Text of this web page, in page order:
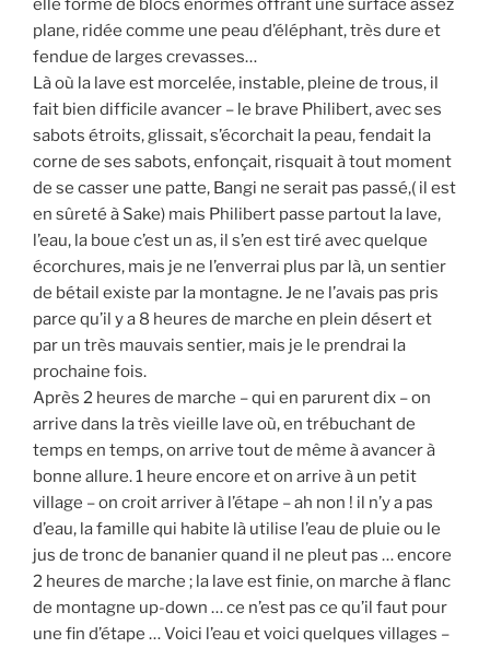
elle forme de blocs énormes offrant une surface assez
plane, ridée comme une peau d’éléphant, très dure et
fendue de larges crevasses…
Là où la lave est morcelée, instable, pleine de trous, il
fait bien difficile avancer – le brave Philibert, avec ses
sabots étroits, glissait, s’écorchait la peau, fendait la
corne de ses sabots, enfonçait, risquait à tout moment
de se casser une patte, Bangi ne serait pas passé,( il est
en sûreté à Sake) mais Philibert passe partout la lave,
l’eau, la boue c’est un as, il s’en est tiré avec quelque
écorchures, mais je ne l’enverrai plus par là, un sentier
de bétail existe par la montagne. Je ne l’avais pas pris
parce qu’il y a 8 heures de marche en plein désert et
par un très mauvais sentier, mais je le prendrai la
prochaine fois.
Après 2 heures de marche – qui en parurent dix – on
arrive dans la très vieille lave où, en trébuchant de
temps en temps, on arrive tout de même à avancer à
bonne allure. 1 heure encore et on arrive à un petit
village – on croit arriver à l’étape – ah non ! il n’y a pas
d’eau, la famille qui habite là utilise l’eau de pluie ou le
jus de tronc de bananier quand il ne pleut pas … encore
2 heures de marche ; la lave est finie, on marche à flanc
de montagne up-down … ce n’est pas ce qu’il faut pour
une fin d’étape … Voici l’eau et voici quelques villages –